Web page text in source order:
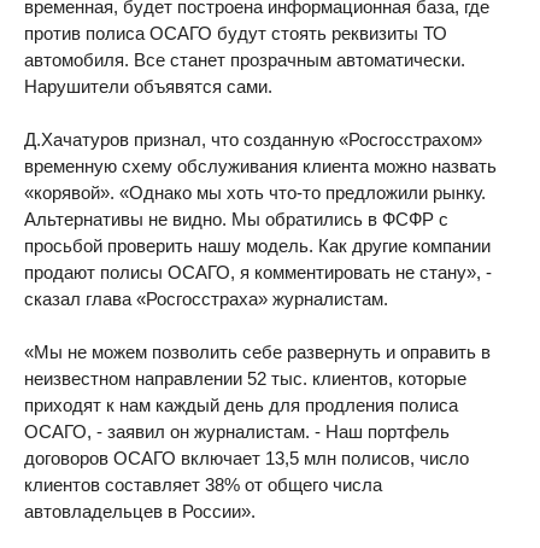
временная, будет построена информационная база, где
против полиса ОСАГО будут стоять реквизиты ТО
автомобиля. Все станет прозрачным автоматически.
Нарушители объявятся сами.
Д.Хачатуров признал, что созданную «Росгосстрахом»
временную схему обслуживания клиента можно назвать
«корявой». «Однако мы хоть что-то предложили рынку.
Альтернативы не видно. Мы обратились в ФСФР с
просьбой проверить нашу модель. Как другие компании
продают полисы ОСАГО, я комментировать не стану», -
сказал глава «Росгосстраха» журналистам.
«Мы не можем позволить себе развернуть и оправить в
неизвестном направлении 52 тыс. клиентов, которые
приходят к нам каждый день для продления полиса
ОСАГО, - заявил он журналистам. - Наш портфель
договоров ОСАГО включает 13,5 млн полисов, число
клиентов составляет 38% от общего числа
автовладельцев в России».